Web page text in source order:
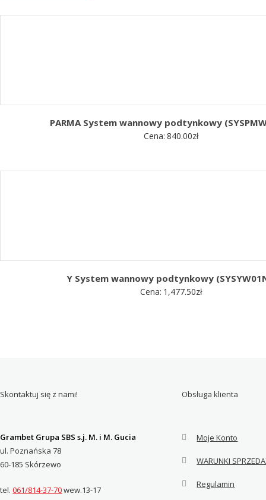
PARMA System wannowy podtynkowy
Cena: 840.00zł
Y System wannowy podtynkowy
Cena: 1,477.50zł
Skontaktuj się z nami!
Grambet Grupa SBS s.j. M. i M. Gucia
ul. Poznańska 78
60-185 Skórzewo
tel.061/814-37-70wew.13-17
Obsługa klienta
Moje Konto
WARUNKI
Regulamin